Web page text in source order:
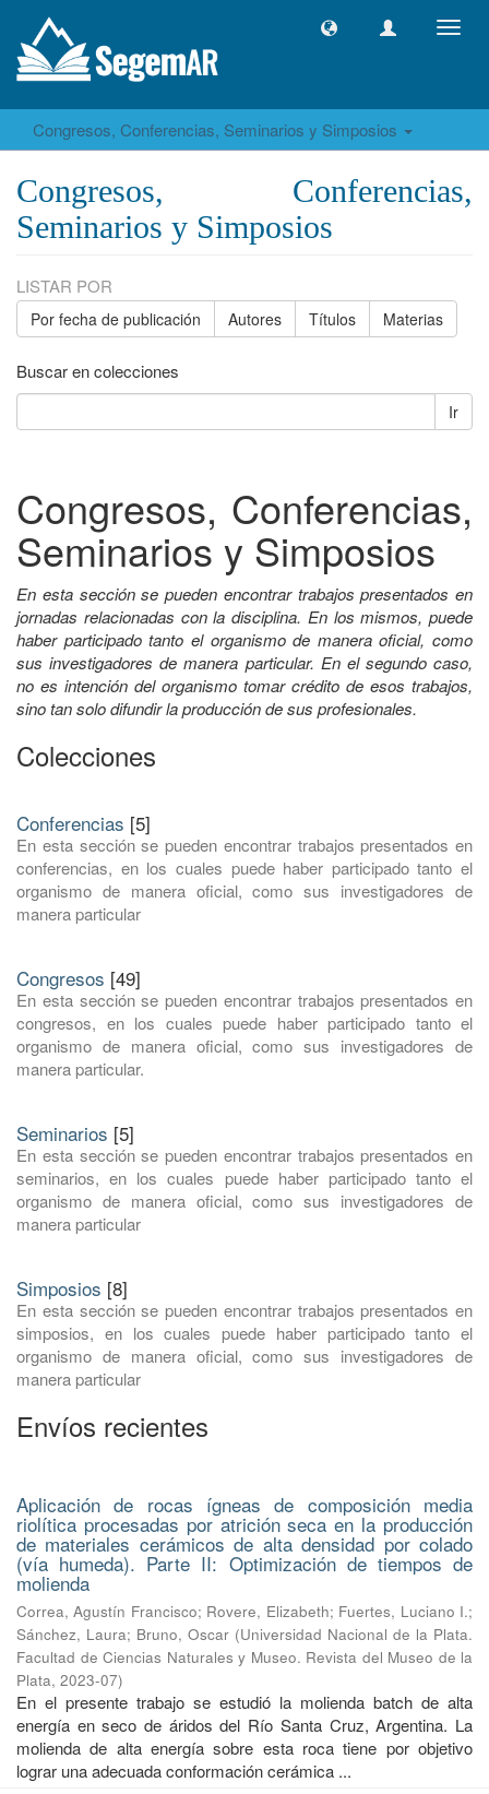
Congresos, Conferencias, Seminarios y Simposios
Congresos, Conferencias,
Seminarios y Simposios
LISTAR POR
Por fecha de publicación Autores Títulos Materias
Buscar en colecciones
Ir
Congresos, Conferencias,
Seminarios y Simposios
En esta sección se pueden encontrar trabajos presentados en
jornadas relacionadas con la disciplina. En los mismos, puede
haber participado tanto el organismo de manera oficial, como
sus investigadores de manera particular. En el segundo caso,
no es intención del organismo tomar crédito de esos trabajos,
sino tan solo difundir la producción de sus profesionales.
Colecciones
Conferencias [5]
En esta sección se pueden encontrar trabajos presentados en
conferencias, en los cuales puede haber participado tanto el
organismo de manera oficial, como sus investigadores de
manera particular
Congresos [49]
En esta sección se pueden encontrar trabajos presentados en
congresos, en los cuales puede haber participado tanto el
organismo de manera oficial, como sus investigadores de
manera particular.
Seminarios [5]
En esta sección se pueden encontrar trabajos presentados en
seminarios, en los cuales puede haber participado tanto el
organismo de manera oficial, como sus investigadores de
manera particular
Simposios [8]
En esta sección se pueden encontrar trabajos presentados en
simposios, en los cuales puede haber participado tanto el
organismo de manera oficial, como sus investigadores de
manera particular
Envíos recientes
Aplicación de rocas ígneas de composición media
riolítica procesadas por atrición seca en la producción
de materiales cerámicos de alta densidad por colado
(vía humeda). Parte II: Optimización de tiempos de
molienda
Correa, Agustín Francisco; Rovere, Elizabeth; Fuertes, Luciano I.;
Sánchez, Laura; Bruno, Oscar (Universidad Nacional de la Plata.
Facultad de Ciencias Naturales y Museo. Revista del Museo de la
Plata, 2023-07)
En el presente trabajo se estudió la molienda batch de alta
energía en seco de áridos del Río Santa Cruz, Argentina. La
molienda de alta energía sobre esta roca tiene por objetivo
lograr una adecuada conformación cerámica ...